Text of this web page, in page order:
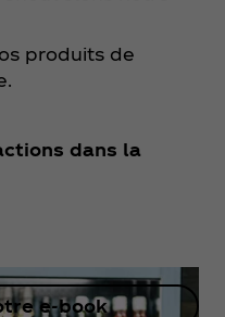
produits de
dans la
e-book